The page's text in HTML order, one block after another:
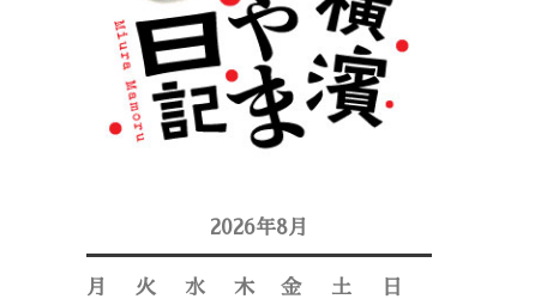
2026年8月
月 火 水 木 金 土 日